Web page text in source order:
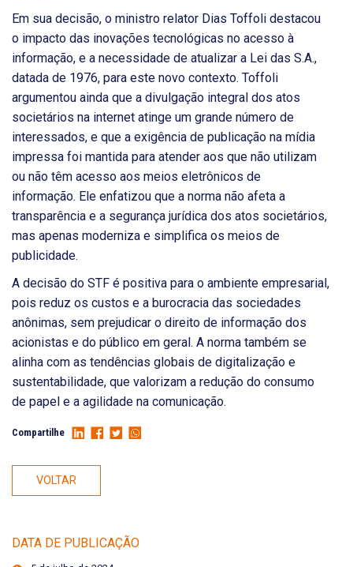
Em sua decisão, o ministro relator Dias Toffoli destacou
o impacto das inovações tecnológicas no acesso à
informação, e a necessidade de atualizar a Lei das S.A.,
datada de 1976, para este novo contexto. Toffoli
argumentou ainda que a divulgação integral dos atos
societários na internet atinge um grande número de
interessados, e que a exigência de publicação na mídia
impressa foi mantida para atender aos que não utilizam
ou não têm acesso aos meios eletrônicos de
informação. Ele enfatizou que a norma não afeta a
transparência e a segurança jurídica dos atos societários,
mas apenas moderniza e simplifica os meios de
publicidade.
A decisão do STF é positiva para o ambiente empresarial,
pois reduz os custos e a burocracia das sociedades
anônimas, sem prejudicar o direito de informação dos
acionistas e do público em geral. A norma também se
alinha com as tendências globais de digitalização e
sustentabilidade, que valorizam a redução do consumo
de papel e a agilidade na comunicação.
Compartilhe
VOLTAR
DATA DE PUBLICAÇÃO